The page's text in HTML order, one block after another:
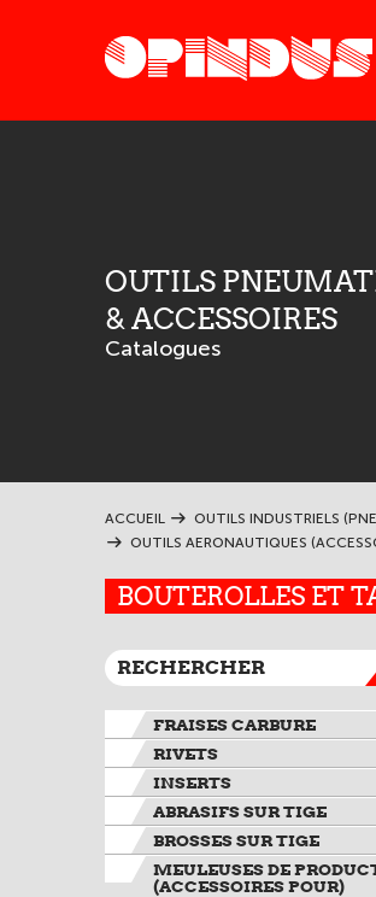
OUTILS
& ACCESSOIRES
Catalogues
ACCUEIL OUTILS INDUSTRIELS
OUTILS AERONAUTIQUES
BOUTEROLLES ET
FRAISES CARBURE
RIVETS
INSERTS
ABRASIFS SUR TIGE
BROSSES SUR TIGE
MEULEUSES DE
(ACCESSOIRES POUR)